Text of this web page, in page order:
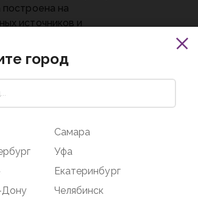
на
источников и
римского
рабов;
ориентацию; систему
наказания и
и место семейных
особенно
с людьми.
наук, профессор,
город
Дону
Самара
Уфа
Екатеринбург
Челябинск